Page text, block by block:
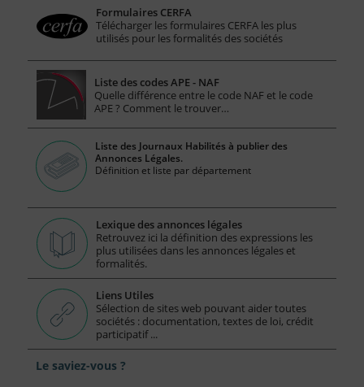
Formulaires CERFA
Télécharger les formulaires CERFA les plus
utilisés pour les formalités des sociétés
Liste des codes APE - NAF
Quelle différence entre le code NAF et le code
APE ? Comment le trouver…
Liste des Journaux Habilités à publier des
Annonces Légales.
Définition et liste par département
Lexique des annonces légales
Retrouvez ici la définition des expressions les
plus utilisées dans les annonces légales et
formalités.
Liens Utiles
Sélection de sites web pouvant aider toutes
sociétés : documentation, textes de loi, crédit
participatif ...
Le saviez-vous ?